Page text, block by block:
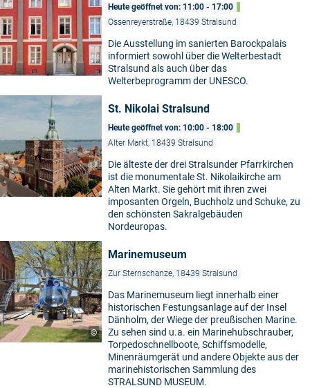
Heute geöffnet von: 11:00 - 17:00
Ossenreyerstraße, 18439 Stralsund
Die Ausstellung im sanierten Barockpalais
informiert sowohl über die Welterbestadt
Stralsund als auch über das
Welterbeprogramm der UNESCO.
St. Nikolai Stralsund
Heute geöffnet von: 10:00 - 18:00
Alter Markt, 18439 Stralsund
Die älteste der drei Stralsunder Pfarrkirchen
ist die monumentale St. Nikolaikirche am
Alten Markt. Sie gehört mit ihren zwei
imposanten Orgeln, Buchholz und Schuke, zu
den schönsten Sakralgebäuden
Nordeuropas.
©
Marinemuseum
Zur Sternschanze, 18439 Stralsund
Das Marinemuseum liegt innerhalb einer
historischen Festungsanlage auf der Insel
Dänholm, der Wiege der preußischen Marine.
Zu sehen sind u.a. ein Marinehubschrauber,
Torpedoschnellboote, Schiffsmodelle,
Minenräumgerät und andere Objekte aus der
marinehistorischen Sammlung des
STRALSUND MUSEUM.